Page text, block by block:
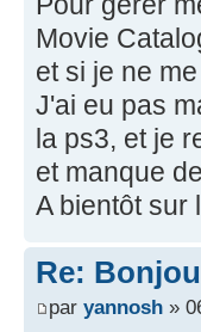
Movie
et si je ne
J'ai eu pas
la ps3, et je
et manque
A bientôt sur
Re:
par yannosh »